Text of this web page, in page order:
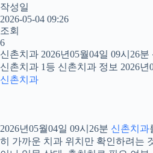
기
작성일
2026-05-04 09:26
조회
6
신촌치과 2026년05월04일 09시26
신촌치과 1등 신촌치과 정보 2026년
신촌치과
2026년05월04일 09시26분 신촌치과
히 가까운 치과 위치만 확인하려는